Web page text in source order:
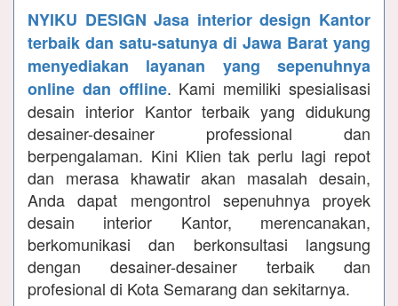
NYIKU DESIGN Jasa interior design Kantor
terbaik dan satu-satunya di Jawa Barat yang
menyediakan layanan yang sepenuhnya
online dan offline. Kami memiliki spesialisasi
desain interior Kantor terbaik yang didukung
desainer-desainer professional dan
berpengalaman. Kini Klien tak perlu lagi repot
dan merasa khawatir akan masalah desain,
Anda dapat mengontrol sepenuhnya proyek
desain interior Kantor, merencanakan,
berkomunikasi dan berkonsultasi langsung
dengan desainer-desainer terbaik dan
profesional di Kota Semarang dan sekitarnya.